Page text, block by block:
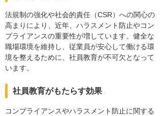
法規制の強化や社会的責任（CSR）への関心の
高まりにより、近年、ハラスメント防止やコン
プライアンスの重要性が増しています。健全な
職場環境を維持し、従業員が安心して働ける環
境を整えるために、社員教育が不可欠となって
います。
社員教育がもたらす効果
コンプライアンスやハラスメント防止に関する